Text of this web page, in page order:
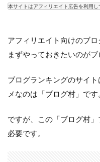
本サイトはアフィリエイト広告を利用し
アフィリエイト向けのブロ
まずやっておきたいのが
ブログランキングのサイ
メなのは「ブログ村」です
ですが、この「ブログ村
必要です。